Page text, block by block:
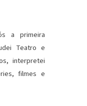
a primeira
Teatro e
interpretei
filmes e